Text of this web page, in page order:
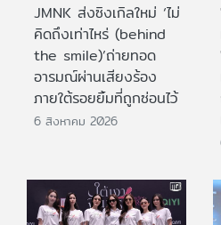
JMNK ส่งซิงเกิลใหม่ ‘ไม่
คิดถึงเท่าไหร่ (behind
the smile)’ถ่ายทอด
อารมณ์ผ่านเสียงร้อง
ภายใต้รอยยิ้มที่ถูกซ่อนไว้
6 สิงหาคม 2026